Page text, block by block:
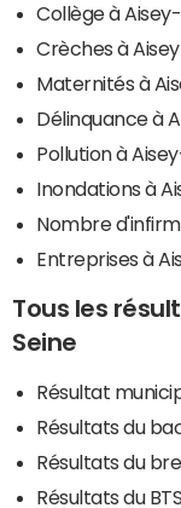
Collège à
Crèches à
Maternités à
Délinquance à
Pollution à
Inondations à
Nombre
Entreprises à
Tous les
Seine
Résultat
Résultats du
Résultats du
Résultats du